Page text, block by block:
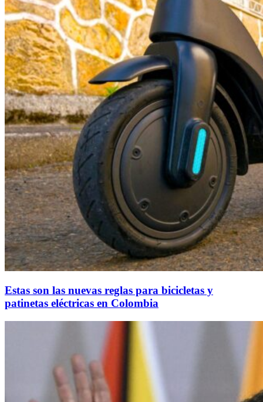
Estas son las nuevas reglas para bicicletas y
patinetas eléctricas en Colombia